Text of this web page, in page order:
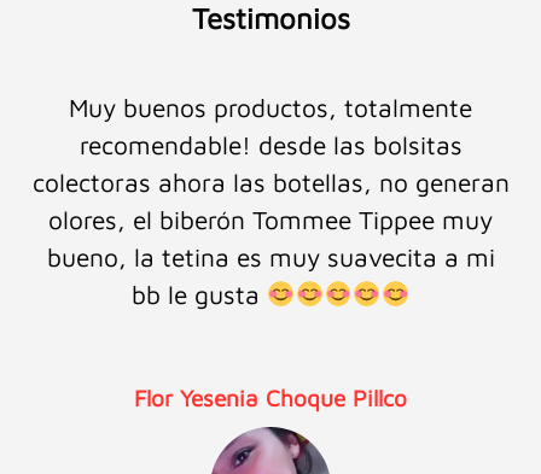
Testimonios
Muy buenos productos, totalmente
recomendable! desde las bolsitas
colectoras ahora las botellas, no generan
olores, el biberón Tommee Tippee muy
bueno, la tetina es muy suavecita a mi
bb le gusta
Flor Yesenia Choque Pillco